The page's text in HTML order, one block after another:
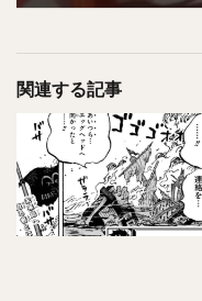
関連する記事